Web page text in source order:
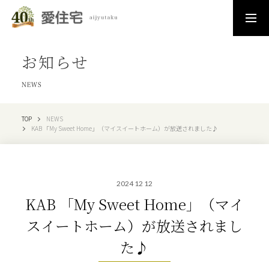
お知らせ
NEWS
TOP
NEWS
KAB 「My Sweet Home」（マイスイートホーム）が放送されました♪
2024 12 12
KAB 「My Sweet Home」（マイ
スイートホーム）が放送されまし
た♪